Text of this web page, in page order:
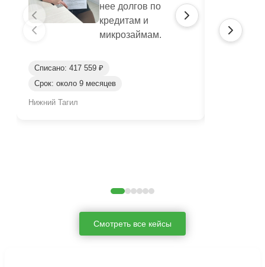
нее долгов по
кредитам и
микрозаймам.
Списано: 417 559 ₽
Срок: около 9 месяцев
Нижний Тагил
Смотреть все кейсы